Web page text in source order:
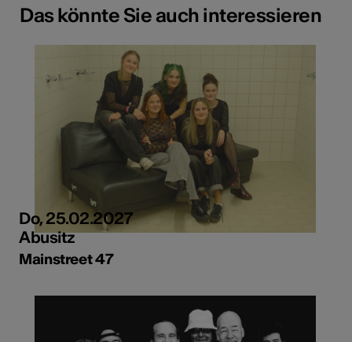
Das könnte Sie auch interessieren
Do, 25.02.2027
Abusitz
Mainstreet 47